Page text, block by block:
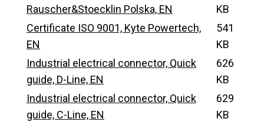
Rauscher&Stoecklin Polska, EN
KB
Certificate ISO 9001, Kyte Powertech,
EN
541
KB
Industrial electrical connector, Quick
guide, D-Line, EN
626
KB
Industrial electrical connector, Quick
guide, C-Line, EN
629
KB